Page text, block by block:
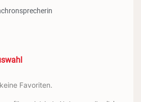
Favoriten.